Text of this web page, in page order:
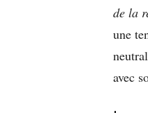
de la
une
avec